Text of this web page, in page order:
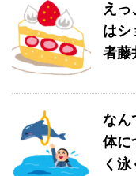
えっ
はシ
者藤
なん
体に
く